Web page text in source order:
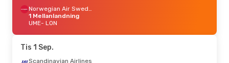
Norwegian Air Sweden
1 Mellanlandning
UME- LON
1 Mellanlandning
LON- UME
Norwegian Air Sweden
1 Mellanlandning
UME- LON
Tis 1 Sep.
Scandinavian Airlines